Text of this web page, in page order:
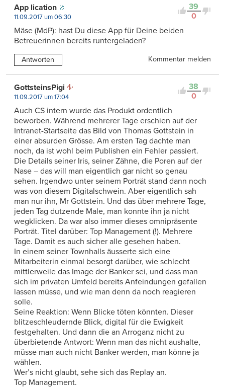
39
0
App lication
11.09.2017 um 06:30
Mäse (MdP): hast Du diese App für Deine beiden
Betreuerinnen bereits runtergeladen?
Antworten Kommentar melden
38
0
GottsteinsPigi
11.09.2017 um 17:04
Auch CS intern wurde das Produkt ordentlich
beworben. Während mehrerer Tage erschien auf der
Intranet-Startseite das Bild von Thomas Gottstein in
einer absurden Grösse. Am ersten Tag dachte man
noch, da ist wohl beim Publishen ein Fehler passiert.
Die Details seiner Iris, seiner Zähne, die Poren auf der
Nase – das will man eigentlich gar nicht so genau
sehen. Irgendwo unter seinem Porträt stand dann noch
was von diesem Digitalschwein. Aber eigentlich sah
man nur ihn, Mr Gottstein. Und das über mehrere Tage,
jeden Tag dutzende Male, man konnte ihn ja nicht
wegklicken. Da war also immer dieses omnipräsente
Porträt. Titel darüber: Top Management (!). Mehrere
Tage. Damit es auch sicher alle gesehen haben.
In einem seiner Townhalls äusserte sich eine
Mitarbeiterin einmal besorgt darüber, wie schlecht
mittlerweile das Image der Banker sei, und dass man
sich im privaten Umfeld bereits Anfeindungen gefallen
lassen müsse, und wie man denn da noch reagieren
solle.
Seine Reaktion: Wenn Blicke töten könnten. Dieser
blitzeschleudernde Blick, digital für die Ewigkeit
festgehalten. Und dann die an Arroganz nicht zu
überbietende Antwort: Wenn man das nicht aushalte,
müsse man auch nicht Banker werden, man könne ja
wählen.
Wer’s nicht glaubt, sehe sich das Replay an.
Top Management.